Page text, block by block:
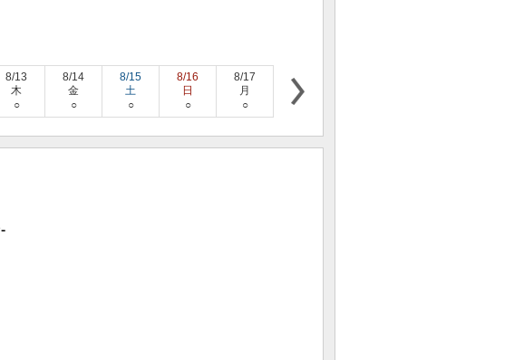
8/13
木
○
8/14
金
○
8/15
土
○
8/16
日
○
8/17
月
○
8/18
火
-